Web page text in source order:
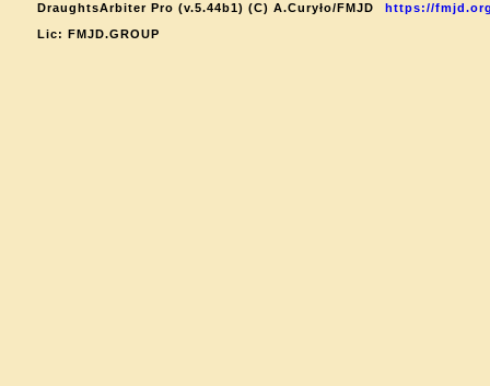
DraughtsArbiter Pro (v.5.44b1) (C) A.Curyło/FMJD
https://
Lic: FMJD.GROUP